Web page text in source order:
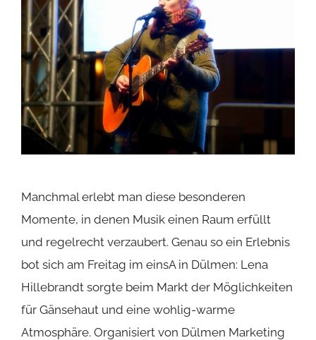
Manchmal erlebt man diese besonderen
Momente, in denen Musik einen Raum erfüllt
und regelrecht verzaubert. Genau so ein Erlebnis
bot sich am Freitag im einsA in Dülmen: Lena
Hillebrandt sorgte beim Markt der Möglichkeiten
für Gänsehaut und eine wohlig-warme
Atmosphäre. Organisiert von Dülmen Marketing